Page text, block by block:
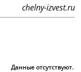
chelny-izvest.ru
Данные отсутствуют.